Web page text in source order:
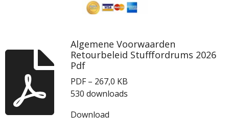
Algemene Voorwaarden
Retourbeleid Stufffordrums 2026
Pdf
PDF – 267,0 KB
530 downloads
Download